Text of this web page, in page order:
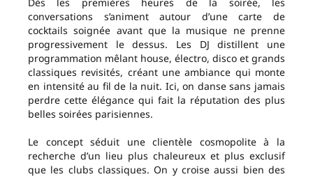
conversations s’animent autour d’une carte de
cocktails soignée avant que la musique ne prenne
progressivement le dessus. Les DJ distillent une
programmation mêlant house, électro, disco et grands
classiques revisités, créant une ambiance qui monte
en intensité au fil de la nuit. Ici, on danse sans jamais
perdre cette élégance qui fait la réputation des plus
belles soirées parisiennes.
Le concept séduit une clientèle cosmopolite à la
recherche d’un lieu plus chaleureux et plus exclusif
que les clubs classiques. On y croise aussi bien des